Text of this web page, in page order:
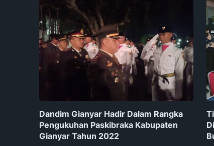
Dandim Gianyar Hadir Dalam Rangka
Pengukuhan Paskibraka Kabupaten
Gianyar Tahun 2022